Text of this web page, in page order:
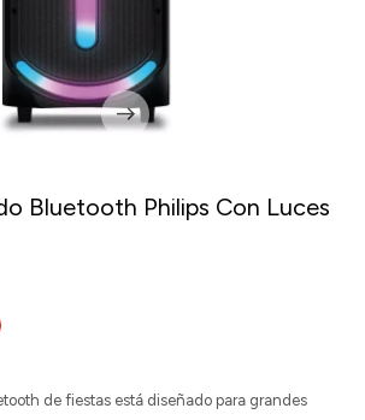
Bluetooth Philips Con Luces
de fiestas está diseñado para grandes